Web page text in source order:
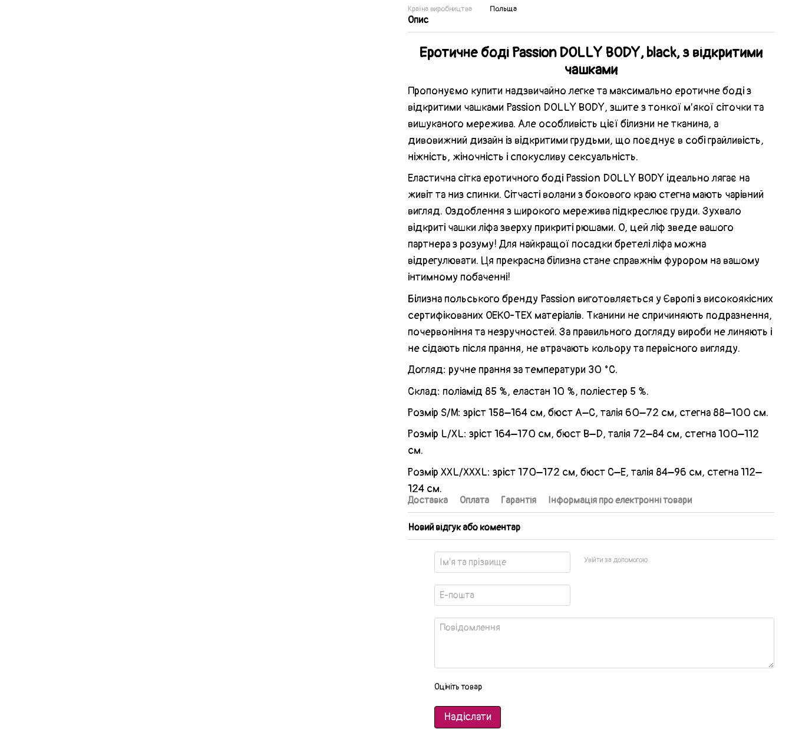
Країна виробництва
Польща
Опис
Еротичне боді Passion DOLLY BODY, black, з відкритими
чашками
Пропонуємо купити надзвичайно легке та максимально еротичне боді з
відкритими чашками Passion DOLLY BODY, зшите з тонкої м’якої сіточки та
вишуканого мережива. Але особливість цієї білизни не тканина, а
дивовижний дизайн із відкритими грудьми, що поєднує в собі грайливість,
ніжність, жіночність і спокусливу сексуальність.
Еластична сітка еротичного боді Passion DOLLY BODY ідеально лягає на
живіт та низ спинки. Сітчасті волани з бокового краю стегна мають чарівний
вигляд. Оздоблення з широкого мережива підкреслює груди. Зухвало
відкриті чашки ліфа зверху прикриті рюшами. О, цей ліф зведе вашого
партнера з розуму! Для найкращої посадки бретелі ліфа можна
відрегулювати. Ця прекрасна білизна стане справжнім фурором на вашому
інтимному побаченні!
Білизна польського бренду Passion виготовляється у Європі з високоякісних
сертифікованих OEKO-TEX матеріалів. Тканини не спричиняють подразнення,
почервоніння та незручностей. За правильного догляду вироби не линяють і
не сідають після прання, не втрачають кольору та первісного вигляду.
Догляд: ручне прання за температури 30 °C.
Склад: поліамід 85 %, еластан 10 %, поліестер 5 %.
Розмір S/M: зріст 158–164 см, бюст А–С, талія 60–72 см, стегна 88–100 см.
Розмір L/XL: зріст 164–170 см, бюст B–D, талія 72–84 см, стегна 100–112
см.
Розмір XXL/XXXL: зріст 170–172 см, бюст C–E, талія 84–96 см, стегна 112–
124 см.
Доставка Оплата Гарантія Інформація про електронні товари
Новий відгук або коментар
Увійти за допомогою
Оцініть товар
Надіслати